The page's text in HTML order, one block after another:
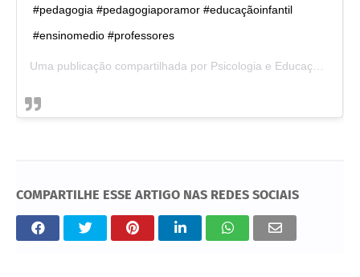
#pedagogia #pedagogiaporamor #educaçãoinfantil
#ensinomedio #professores
Uma publicação compartilhada por Psicologia e Educação
COMPARTILHE ESSE ARTIGO NAS REDES SOCIAIS